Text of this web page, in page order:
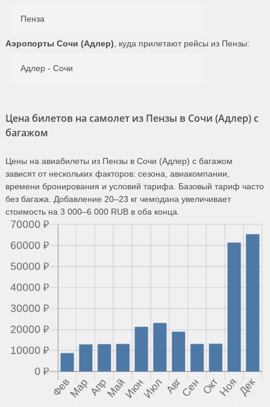
Пенза
Аэропорты Сочи (Адлер) , куда прилетают рейсы из Пензы:
Адлер - Сочи
Цена билетов на самолет из Пензы в Сочи (Адлер) с
багажом
Цены на авиабилеты из Пензы в Сочи (Адлер) с багажом
зависят от нескольких факторов: сезона, авиакомпании,
времени бронирования и условий тарифа. Базовый тариф часто
без багажа. Добавление 20–23 кг чемодана увеличивает
стоимость на 3 000–6 000 RUB в оба конца.